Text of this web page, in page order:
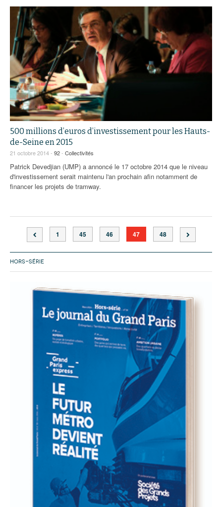
500 millions d’euros d’investissement pour les Hauts-
de-Seine en 2015
21 octobre 2014 - 92- Collectivités
Patrick Devedjian (UMP) a annoncé le 17 octobre 2014 que le niveau
d'investissement serait maintenu l'an prochain afin notamment de
financer les projets de tramway.
1 45 46 47 48
HORS-SÉRIE